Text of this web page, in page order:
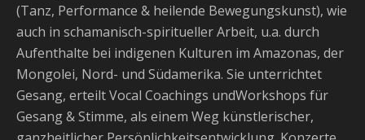
(Tanz, Performance & heilende Bewegungskunst), wie
auch in schamanisch-spiritueller Arbeit, u.a. durch
Aufenthalte bei indigenen Kulturen im Amazonas, der
Mongolei, Nord- und Südamerika. Sie unterrichtet
Gesang, erteilt Vocal Coachings undWorkshops für
Gesang & Stimme, als einem Weg künstlerischer,